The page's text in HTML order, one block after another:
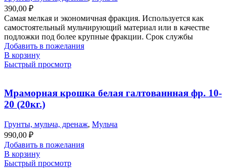
390,00 ₽
Самая мелкая и экономичная фракция. Используется как
самостоятельный мульчирующий материал или в качестве
подложки под более крупные фракции. Срок службы
Добавить в пожелания
В корзину
Быстрый просмотр
Мраморная крошка белая галтованнная фр. 10-
20 (20кг.)
Грунты, мульча, дренаж, Мульча
990,00 ₽
Добавить в пожелания
В корзину
Быстрый просмотр